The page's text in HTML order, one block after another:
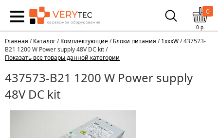
0
0р.
Главная /Каталог/Комплектующие/Блоки питания /1xxxW/ 437573-
B21 1200 W Power supply 48V DC kit /
Показать все товары данной категории
437573-B21 1200 W Power supply
48V DC kit